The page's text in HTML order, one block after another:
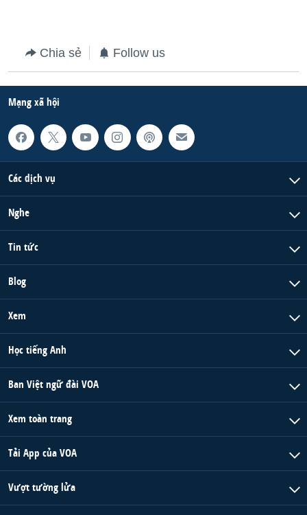
Chia sẻ Follow us
Mạng xã hội
Các dịch vụ
Nghe
Tin tức
Blog
Xem
Học tiếng Anh
Ban Việt ngữ đài VOA
Xem toàn trang
Tải App của VOA
Vượt tường lửa